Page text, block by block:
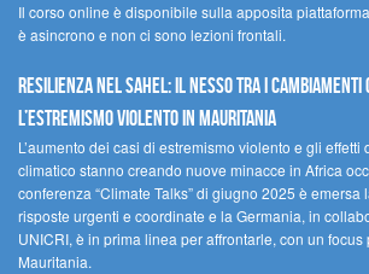
Il corso online è disponibile sulla apposita
è asincrono e non ci sono lezioni frontali.
Resilienza nel Sahel: il nesso tra i cambiamenti
l’estremismo violento in Mauritania
L’aumento dei casi di estremismo violento e gli effetti
climatico stanno creando nuove minacce in Africa
conferenza “Climate Talks” di giugno 2025 è emersa
risposte urgenti e coordinate e la Germania, in
UNICRI, è in prima linea per affrontarle, con un
Mauritania.